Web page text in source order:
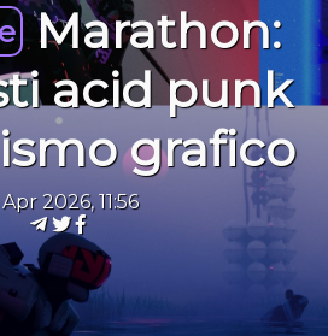
Marathon:
acid punk
grafico
Apr 2026, 11:56